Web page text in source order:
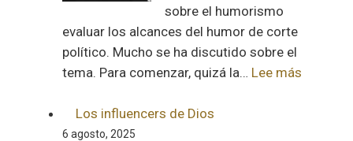
sobre el humorismo
evaluar los alcances del humor de corte
político. Mucho se ha discutido sobre el
tema. Para comenzar, quizá la… Lee más:
Los influencers de Dios
6 agosto, 2025